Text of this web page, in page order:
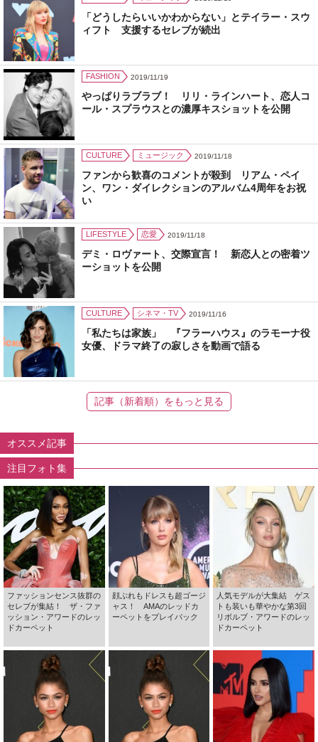
「どうしたらいいかわからない」とテイラー・スウ
ィフト 支援するセレブが続出
FASHION 2019/11/19
やっぱりラブラブ！ リリ・ラインハート、恋人コ
ール・スプラウスとの濃厚キスショットを公開
CULTURE ミュージック 2019/11/18
ファンから歓喜のコメントが殺到 リアム・ペイ
ン、ワン・ダイレクションのアルバム4周年をお祝
い
LIFESTYLE 恋愛 2019/11/18
デミ・ロヴァート、交際宣言！ 新恋人との密着ツ
ーショットを公開
CULTURE シネマ・TV 2019/11/16
「私たちは家族」 『フラーハウス』のラモーナ役
女優、ドラマ終了の寂しさを動画で語る
記事（新着順）をもっと見る
オススメ記事
注目フォト集
ファッションセンス抜群の
セレブが集結！ ザ・ファ
ッション・アワードのレッ
ドカーペット
顔ぶれもドレスも超ゴージ
ャス！ AMAのレッドカ
ーペットをプレイバック
人気モデルが大集結 ゲス
トも装いも華やかな第3回
リボルブ・アワードのレッ
ドカーペット